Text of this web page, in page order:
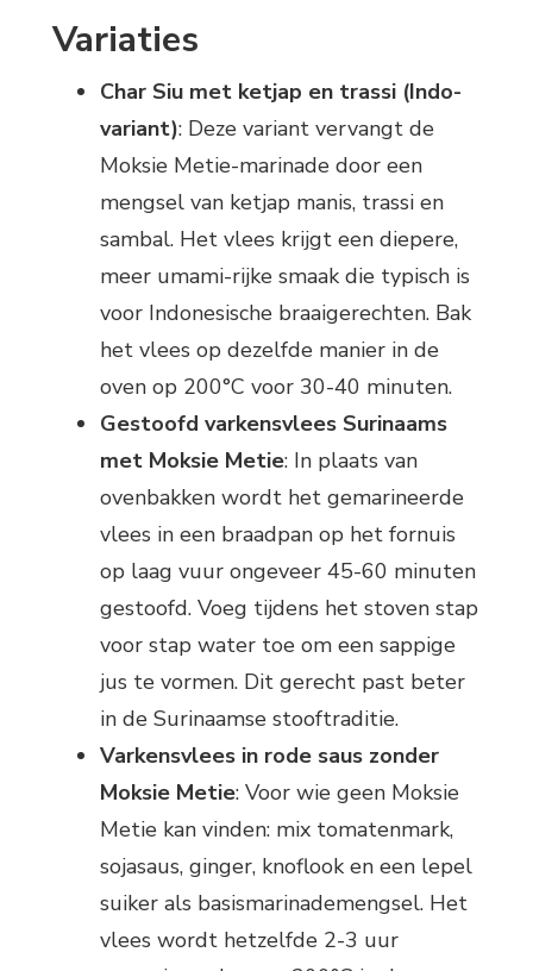
Variaties
Char Siu met ketjap en trassi (Indo-
variant): Deze variant vervangt de
Moksie Metie-marinade door een
mengsel van ketjap manis, trassi en
sambal. Het vlees krijgt een diepere,
meer umami-rijke smaak die typisch is
voor Indonesische braaigerechten. Bak
het vlees op dezelfde manier in de
oven op 200°C voor 30-40 minuten.
Gestoofd varkensvlees Surinaams
met Moksie Metie: In plaats van
ovenbakken wordt het gemarineerde
vlees in een braadpan op het fornuis
op laag vuur ongeveer 45-60 minuten
gestoofd. Voeg tijdens het stoven stap
voor stap water toe om een sappige
jus te vormen. Dit gerecht past beter
in de Surinaamse stooftraditie.
Varkensvlees in rode saus zonder
Moksie Metie: Voor wie geen Moksie
Metie kan vinden: mix tomatenmark,
sojasaus, ginger, knoflook en een lepel
suiker als basismarinademengsel. Het
vlees wordt hetzelfde 2-3 uur